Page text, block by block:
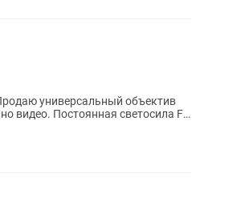
видео. Постоянная светосила F4